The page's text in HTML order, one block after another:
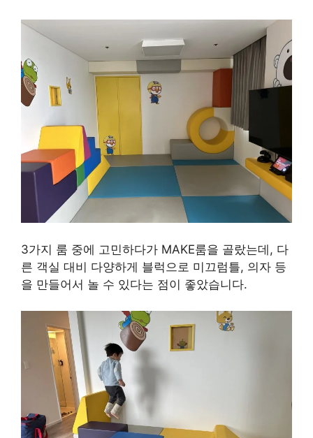
3가지 룸 중에 고민하다가 MAKE룸을 골랐는데, 다
른 객실 대비 다양하게 블럭으로 미끄럼틀, 의자 등
을 만들어서 놀 수 있다는 점이 좋았습니다.